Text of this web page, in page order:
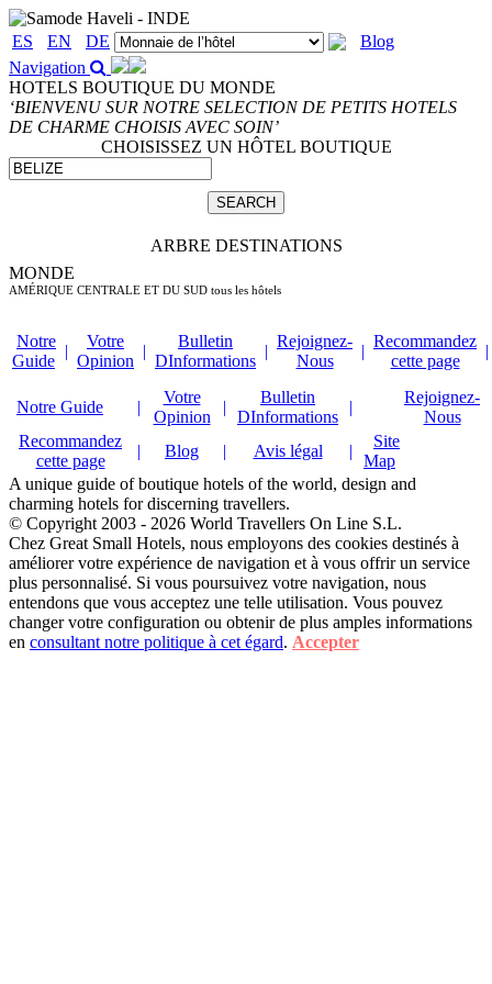
ES EN DE
Blog
Navigation
HOTELS BOUTIQUE DU MONDE
‘BIENVENU SUR NOTRE SELECTION DE PETITS HOTELS
DE CHARME CHOISIS AVEC SOIN’
CHOISISSEZ UN HÔTEL BOUTIQUE
ARBRE DESTINATIONS
MONDE
AMÉRIQUE CENTRALE ET DU SUD tous les hôtels
Notre
Guide
|
Votre
Opinion
|
Bulletin
DInformations
|
Rejoignez-
Nous
|
Recommandez
cette page
|
Notre Guide |
Votre
Opinion
|
Bulletin
DInformations
|
Rejoignez-
Nous
Recommandez
cette page
| Blog | Avis légal |
Site
Map
A unique guide of boutique hotels of the world, design and
charming hotels for discerning travellers.
© Copyright 2003 - 2026 World Travellers On Line S.L.
Chez Great Small Hotels, nous employons des cookies destinés à
améliorer votre expérience de navigation et à vous offrir un service
plus personnalisé. Si vous poursuivez votre navigation, nous
entendons que vous acceptez une telle utilisation. Vous pouvez
changer votre configuration ou obtenir de plus amples informations
en consultant notre politique à cet égard. Accepter